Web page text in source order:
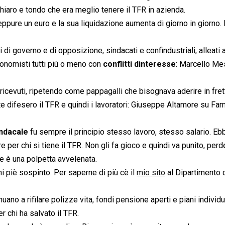
e tondo che era meglio tenere il TFR in azienda.
un euro e la sua liquidazione aumenta di giorno in giorno.
governo e di opposizione, sindacati e confindustriali, alleati
tutti più o meno con conflitti dinteresse: Marcello
ripetendo come pappagalli che bisognava aderire in
difesero il TFR e quindi i lavoratori: Giuseppe Altamore su
fu sempre il principio stesso lavoro, stesso salario.
per chi si tiene il TFR. Non gli fa gioco e quindi va punito,
è una polpetta avvelenata.
piè sospinto. Per saperne di più cè il mio sito al Dipartimento
a rifilare polizze vita, fondi pensione aperti e piani
chi ha salvato il TFR.